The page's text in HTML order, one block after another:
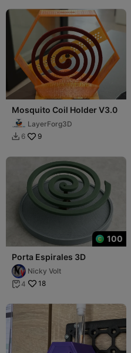
Mosquito Coil Holder V3.0
LayerForg3D
 6 9
100
Porta Espirales 3D
Nicky Volt
 4 18